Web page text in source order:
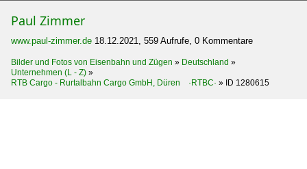
Paul Zimmer
www.paul-zimmer.de 18.12.2021, 559 Aufrufe, 0 Kommentare
Bilder und Fotos von Eisenbahn und Zügen » Deutschland »
Unternehmen (L - Z) »
RTB Cargo - Rurtalbahn Cargo GmbH, Düren ·RTBC· » ID 1280615